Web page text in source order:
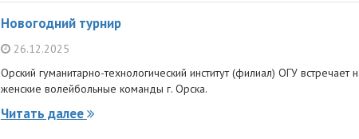
Новогодний турнир
26.12.2025
Орский гуманитарно-технологический институт (филиал) ОГУ встречает
женские волейбольные команды г. Орска.
Читать далее